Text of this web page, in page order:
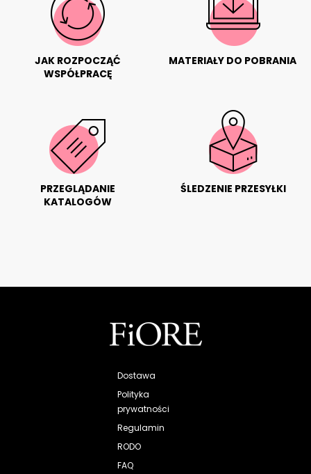
JAK ROZPOCZĄĆ
WSPÓŁPRACĘ
MATERIAŁY DO POBRANIA
PRZEGLĄDANIE
KATALOGÓW
ŚLEDZENIE PRZESYŁKI
Dostawa
Polityka
prywatności
Regulamin
RODO
FAQ